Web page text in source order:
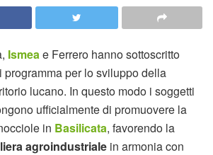
Ismeae Ferrero hanno sottoscritto
programma per lo sviluppo della
lucano. In questo modo i soggetti
ufficialmente di promuovere la
in Basilicata, favorendo la
agroindustriale in armonia con